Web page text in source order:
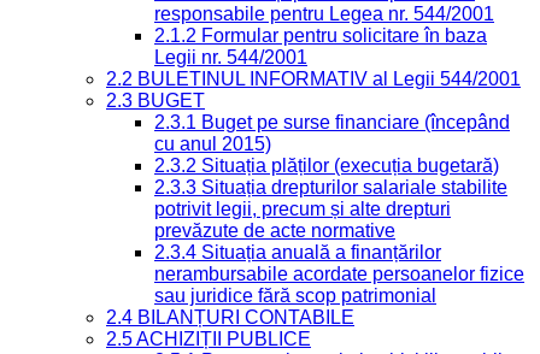
responsabile pentru Legea nr. 544/2001
2.1.2 Formular pentru solicitare în baza
Legii nr. 544/2001
2.2 BULETINUL INFORMATIV al Legii 544/2001
2.3 BUGET
2.3.1 Buget pe surse financiare (începând
cu anul 2015)
2.3.2 Situația plăților (execuția bugetară)
2.3.3 Situația drepturilor salariale stabilite
potrivit legii, precum și alte drepturi
prevăzute de acte normative
2.3.4 Situația anuală a finanțărilor
nerambursabile acordate persoanelor fizice
sau juridice fără scop patrimonial
2.4 BILANȚURI CONTABILE
2.5 ACHIZIȚII PUBLICE